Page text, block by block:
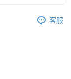
客服